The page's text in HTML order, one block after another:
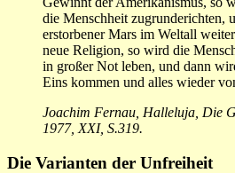
die Menschheit zugrunderichten,
erstorbener Mars im Weltall
neue Religion, so wird die
in großer Not leben, und dann
Eins kommen und alles wieder
Joachim Fernau, Halleluja, Die
1977, XXI, S.319.
Die Varianten der Unfreiheit